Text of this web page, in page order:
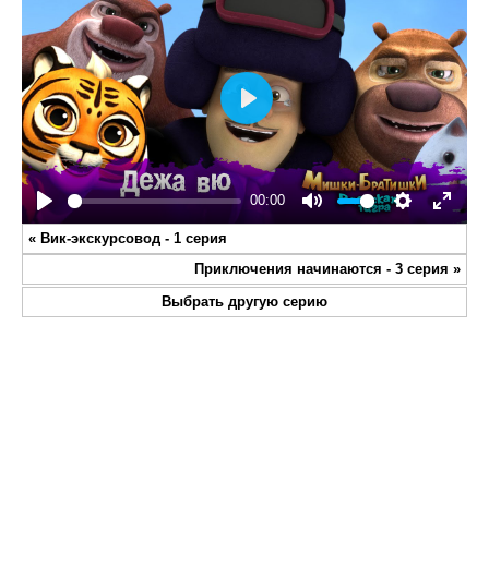
Play
00:00
Mute Settings
Enter
Play
« Вик-экскурсовод - 1 серия
Приключения начинаются - 3 серия »
Выбрать другую серию